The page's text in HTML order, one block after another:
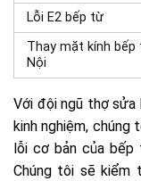
Lỗi E2 bếp từ
Thay mặt kính
Nội
Với đội ngũ thợ sửa
kinh nghiệm, chúng
lỗi cơ bản của bếp
Chúng tôi sẽ kiểm